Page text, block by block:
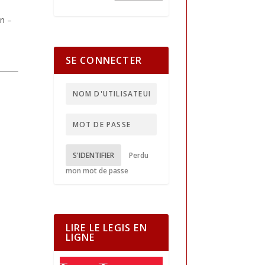
–
SE CONNECTER
S'IDENTIFIER
Perdu
mon mot de passe
LIRE LE LEGIS EN
LIGNE